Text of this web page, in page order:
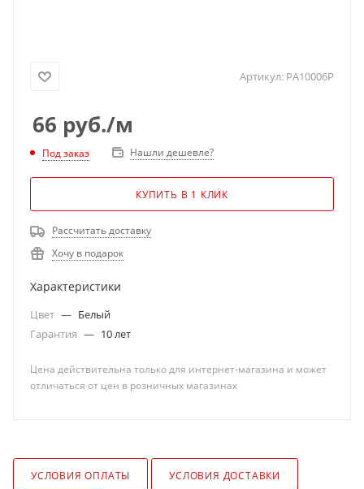
Артикул: PA10006P
66 руб./м
Под заказ Нашли дешевле?
КУПИТЬ В 1 КЛИК
Рассчитать доставку
Хочу в подарок
Характеристики
Цвет — Белый
Гарантия — 10 лет
Цена действительна только для интернет-магазина и может
отличаться от цен в розничных магазинах
УСЛОВИЯ ОПЛАТЫ УСЛОВИЯ ДОСТАВКИ